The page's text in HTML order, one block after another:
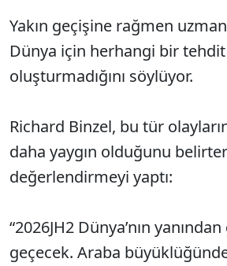
Yakın geçişine rağmen
Dünya için herhangi bir tehdit
oluşturmadığını söylüyor.
Richard Binzel, bu tür
daha yaygın olduğunu
değerlendirmeyi yaptı:
“2026JH2 Dünya’nın
geçecek. Araba